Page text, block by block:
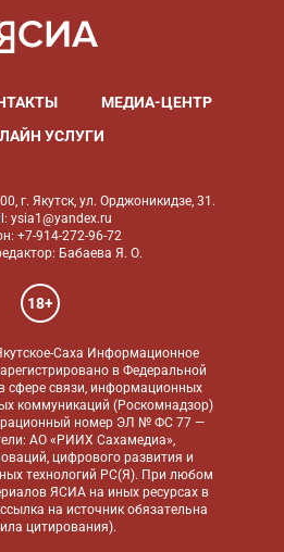
МЕДИА-ЦЕНТР
УСЛУГИ
г. Якутск, ул. Орджоникидзе, 31.
ysia1@yandex.ru
+7-914-272-96-72
Бабаева Я. О.
18+
Саха Информационное
в Федеральной
сфере связи, информационных
коммуникаций (Роскомнадзор)
номер ЭЛ № ФС 77 —
АО «РИИХ Сахамедиа»,
цифрового развития и
технологий РС(Я). При любом
ЯСИА на иных ресурсах в
на источник обязательна
цитирования).